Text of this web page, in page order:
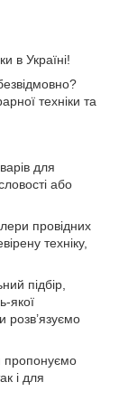
в Україні!
техніки та
для
або
провідних
техніку,
підбір,
якої
і для